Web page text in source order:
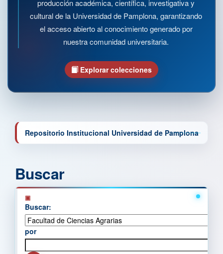
producción académica, científica, investigativa y
cultural de la Universidad de Pamplona, garantizando
el acceso abierto al conocimiento generado por
nuestra comunidad universitaria.
Explorar colecciones
Repositorio Institucional Universidad de Pamplona
Buscar
Buscar:
por